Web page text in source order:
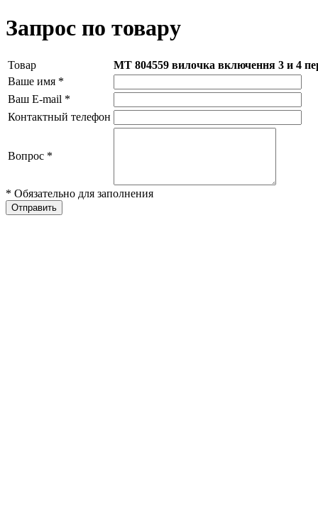
Запрос по товару
Товар
МТ 804559 вилочка включення 3 и 4
Ваше имя *
Ваш E-mail *
Контактный телефон
Вопрос *
* Обязательно для заполнения
Отправить